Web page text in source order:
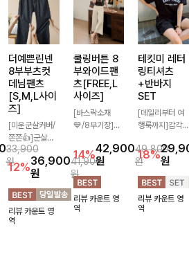
33,900
원
더예쁜린넨
8부부츠컷
데님팬츠
[S,M,L사이
즈]
[미운군살커버/
쫀쫀👍]군살을
잡아주는 깔끔한
부츠컷 핏에 발
목이 드러나는
8부 기장으로
다리를 슬림하고
길어보이게 만들
어주며 생지 소
12%36,900
원
41,900
원
리뷰 카운트 영
역
쿨링버튼 8
부와이드팬
츠[FREE,L
사이즈]
[바스락소재
💙/8부기장]사
일이 은은한 포
인트가 되어주는
와이드 팬츠입니
다. 여유롭게 떨
어지는 실루엣과
가볍게 바스락거
14%42,900
원
49,800
원
리뷰 카운트 영
역
테킷미 레터
링티셔츠
+반바지
SET
[데일리부터 여
행룩까지]감각
셔츠와 플레어
핏 반바지가 함
께 구성된 세트
아이템으로, 편
안하면서도 캐주
얼한 꾸안꾸룩을
18%원
리뷰 카운트 영
역